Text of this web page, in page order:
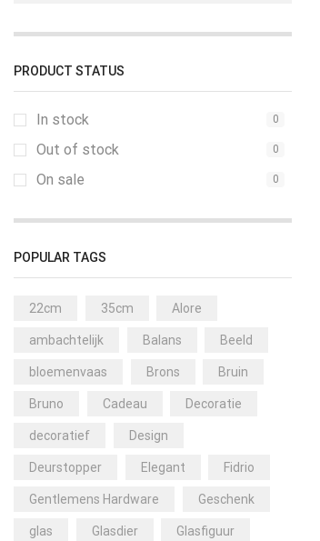
PRODUCT STATUS
In stock 0
Out of stock 0
On sale 0
POPULAR TAGS
22cm 35cm Alore
ambachtelijk Balans Beeld
bloemenvaas Brons Bruin
Bruno Cadeau Decoratie
decoratief Design
Deurstopper Elegant Fidrio
Gentlemens Hardware Geschenk
glas Glasdier Glasfiguur